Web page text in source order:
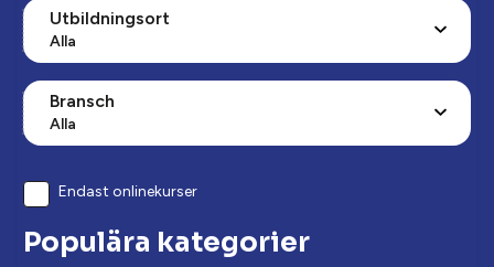
Utbildningsort
Alla
Bransch
Alla
Endast onlinekurser
Populära kategorier